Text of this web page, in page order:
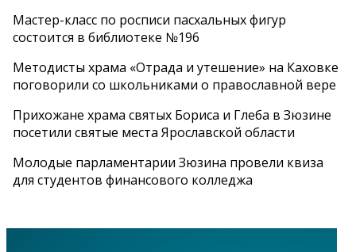
Мастер-класс по росписи пасхальных фигур
состоится в библиотеке №196
Методисты храма «Отрада и утешение» на Каховке
поговорили со школьниками о православной вере
Прихожане храма святых Бориса и Глеба в Зюзине
посетили святые места Ярославской области
Молодые парламентарии Зюзина провели квиза
для студентов финансового колледжа